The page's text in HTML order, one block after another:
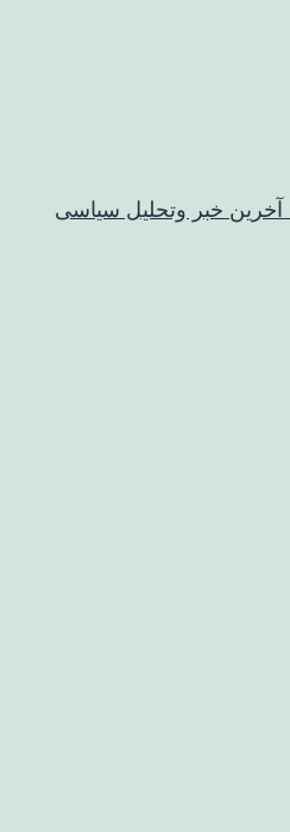
آخرین خبر وتحلیل سیاسی